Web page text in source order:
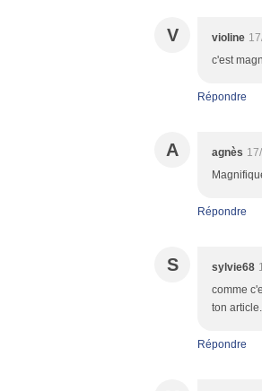
V violine
c'est
Répondre
A agnès
Répondre
S sylvie68
comme
ton article.
Répondre